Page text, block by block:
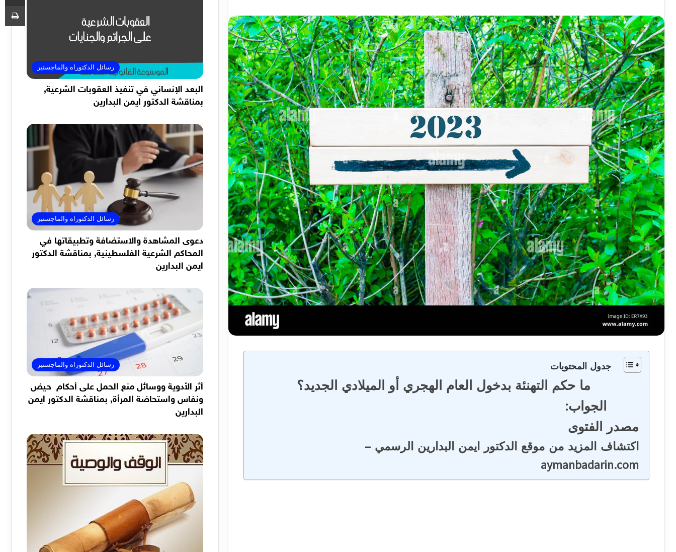
جدول المحتويات
ما حكم التهنئة بدخول العام الهجري أو الميلادي الجديد؟
الجواب:
مصدر الفتوى
اكتشاف المزيد من موقع الدكتور ايمن البدارين الرسمي –
aymanbadarin.com
رسائل الدكتوراه والماجستير
البعد الإنساني في تنفيذ العقوبات الشرعية,
بمناقشة الدكتور ايمن البدارين
رسائل الدكتوراه والماجستير
دعوى المشاهدة والاستضافة وتطبيقاتها في
المحاكم الشرعية الفلسطينية, بمناقشة الدكتور
ايمن البدارين
رسائل الدكتوراه والماجستير
أثر الأدوية ووسائل منع الحمل على أحكام حيض
ونفاس واستحاضة المرأة, بمناقشة الدكتور ايمن
البدارين